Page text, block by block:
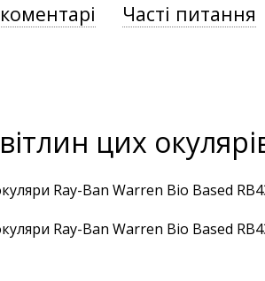
Часті питання
цих